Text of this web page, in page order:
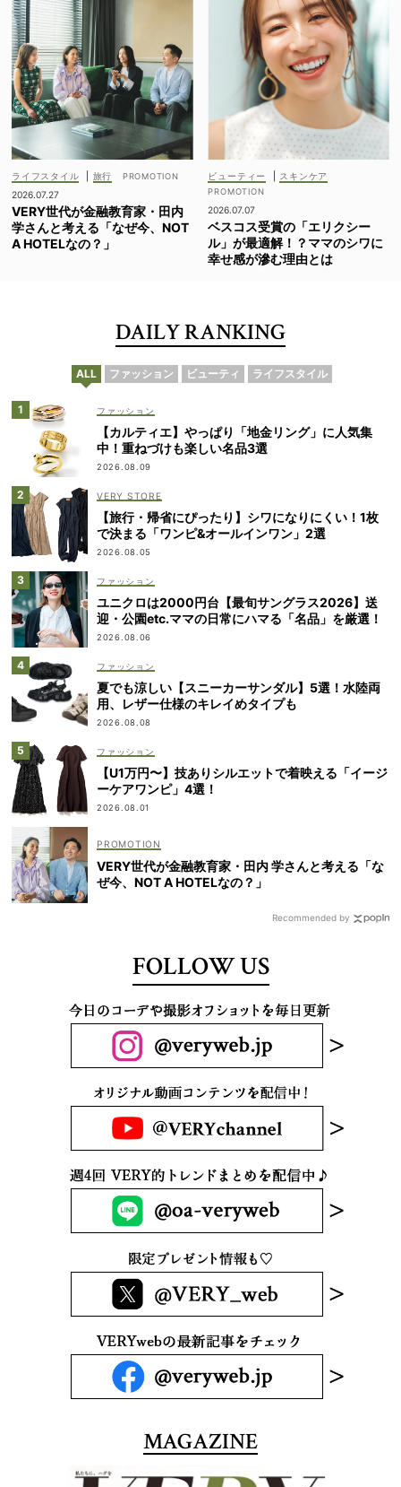
ライフスタイル
旅行
2026.07.27
VERY世代が金融教育家・田内
学さんと考える「なぜ今、NOT
A HOTELなの？」
ビューティー スキンケア
2026.07.07
ベスコス受賞の「エリクシー
ル」が最適解！？ママのシワに
幸せ感が滲む理由とは
DAILY RANKING
ALL ファッション ビューティ ライフスタイル
ファッション
【カルティエ】やっぱり「地金リング」に人気集
中！重ねづけも楽しい名品3選
2026.08.09
VERY STORE
【旅行・帰省にぴったり】シワになりにくい！1枚
で決まる「ワンピ&オールインワン」2選
2026.08.05
ファッション
ユニクロは2000円台【最旬サングラス2026】送
迎・公園etc.ママの日常にハマる「名品」を厳選！
2026.08.06
ファッション
夏でも涼しい【スニーカーサンダル】5選！水陸両
用、レザー仕様のキレイめタイプも
2026.08.08
ファッション
【U1万円〜】技ありシルエットで着映える「イージ
ーケアワンピ」4選！
2026.08.01
VERY世代が金融教育家・田内 学さんと考える「な
ぜ今、NOT A HOTELなの？」
Recommended by
FOLLOW US
MAGAZINE